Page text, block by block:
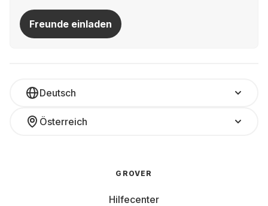
Freunde einladen
Deutsch
Österreich
GROVER
Hilfecenter